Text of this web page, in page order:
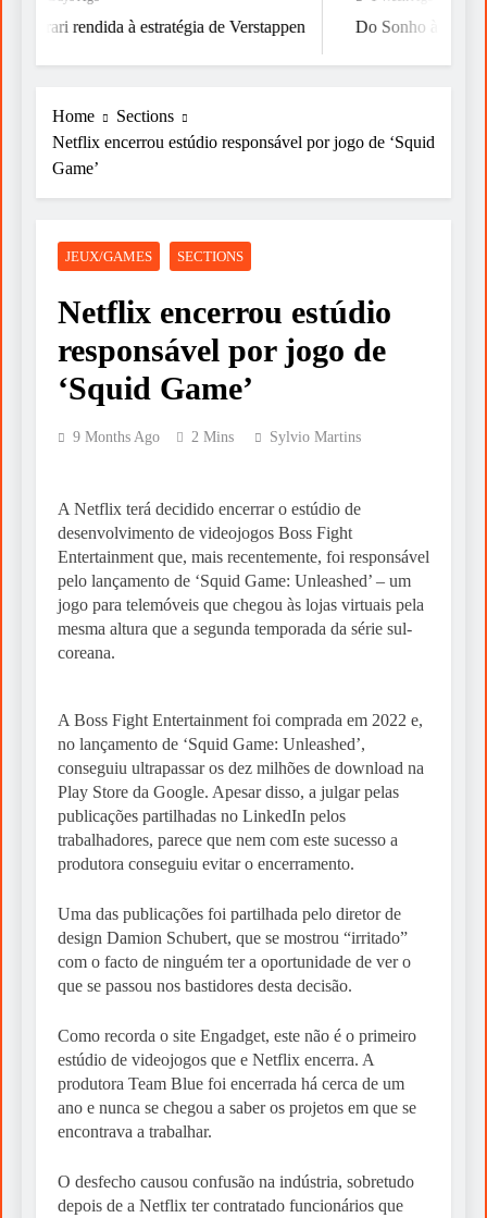
Ferrari rendida à estratégia de Verstappen Do Sonho à Vitória
Home
Sections
Netflix encerrou estúdio responsável por jogo de ‘Squid
Game’
JEUX/GAMES SECTIONS
Netflix encerrou estúdio
responsável por jogo de
‘Squid Game’
9 Months Ago 2 Mins Sylvio Martins
A Netflix terá decidido encerrar o estúdio de
desenvolvimento de videojogos Boss Fight
Entertainment que, mais recentemente, foi responsável
pelo lançamento de ‘Squid Game: Unleashed’ – um
jogo para telemóveis que chegou às lojas virtuais pela
mesma altura que a segunda temporada da série sul-
coreana.
A Boss Fight Entertainment foi comprada em 2022 e,
no lançamento de ‘Squid Game: Unleashed’,
conseguiu ultrapassar os dez milhões de download na
Play Store da Google. Apesar disso, a julgar pelas
publicações partilhadas no LinkedIn pelos
trabalhadores, parece que nem com este sucesso a
produtora conseguiu evitar o encerramento.
Uma das publicações foi partilhada pelo diretor de
design Damion Schubert, que se mostrou “irritado”
com o facto de ninguém ter a oportunidade de ver o
que se passou nos bastidores desta decisão.
Como recorda o site Engadget, este não é o primeiro
estúdio de videojogos que e Netflix encerra. A
produtora Team Blue foi encerrada há cerca de um
ano e nunca se chegou a saber os projetos em que se
encontrava a trabalhar.
O desfecho causou confusão na indústria, sobretudo
depois de a Netflix ter contratado funcionários que